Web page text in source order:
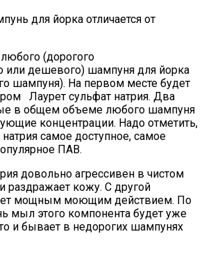
(дорогого
или дешевого) шампуня для йорка
шампуня). На первом месте будет
Лаурет сульфат натрия. Два
в общем объеме любого шампуня
концентрации. Надо отметить,
самое доступное, самое
ПАВ.
довольно агрессивен в чистом
раздражает кожу. С другой
мощным моющим действием. По
мыл этого компонента будет уже
и бывает в недорогих шампунях